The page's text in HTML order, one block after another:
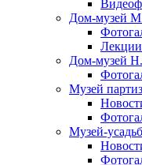
Дом-музей
Дом-музей
Музей
Музей-